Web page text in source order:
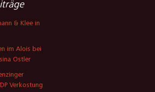
& Klee in
im Alois bei
Ostler
Verkostung